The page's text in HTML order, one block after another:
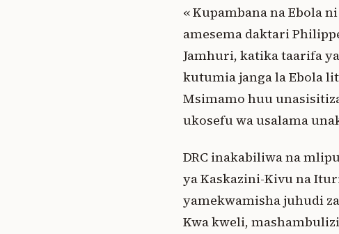
« Kupambana na Ebola
amesema daktari
Jamhuri, katika taarifa
kutumia janga la Ebola
Msimamo huu
ukosefu wa usalama
DRC inakabiliwa na
ya Kaskazini-Kivu na
yamekwamisha juhudi
Kwa kweli,